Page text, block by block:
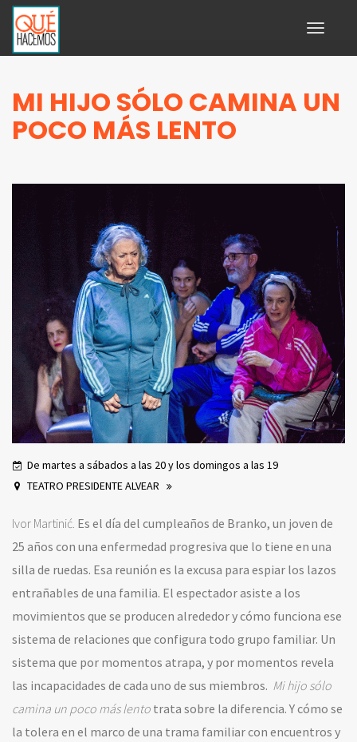
Toggle
MI HIJO SÓLO CAMINA UN
POCO MÁS LENTO
De martes a sábados a las 20 y los domingos a las 19
TEATRO PRESIDENTE ALVEAR
Ivor Martinić. Es el día del cumpleaños de Branko, un joven de
25 años con una enfermedad progresiva que lo tiene en una
silla de ruedas. Esa reunión es la excusa para espiar los lazos
entrañables de una familia. El espectador asiste a los
movimientos que se producen alrededor y cómo funciona ese
sistema de relaciones que configura todo grupo familiar. Un
sistema que por momentos atrapa, y por momentos revela
las incapacidades de cada uno de sus miembros. Mi hijo sólo
camina un poco más lento trata sobre la diferencia. Y cómo se
la tolera en el marco de una trama familiar con encuentros y